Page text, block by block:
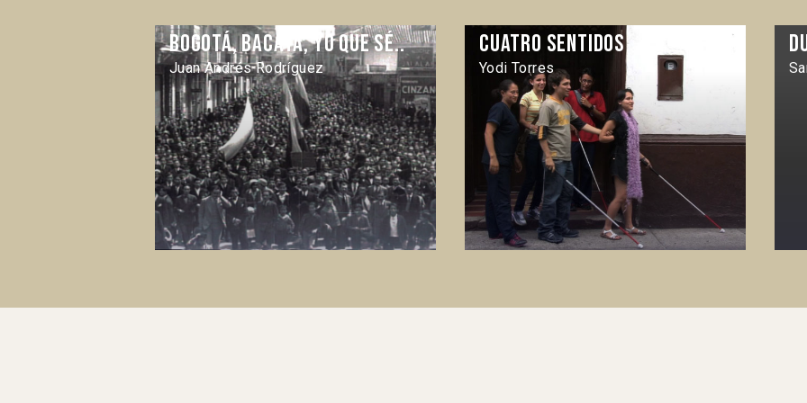
Bogotá, Bacata, yo que sé..
Juan Andrés Rodríguez
Cuatro sentidos
Yodi Torres